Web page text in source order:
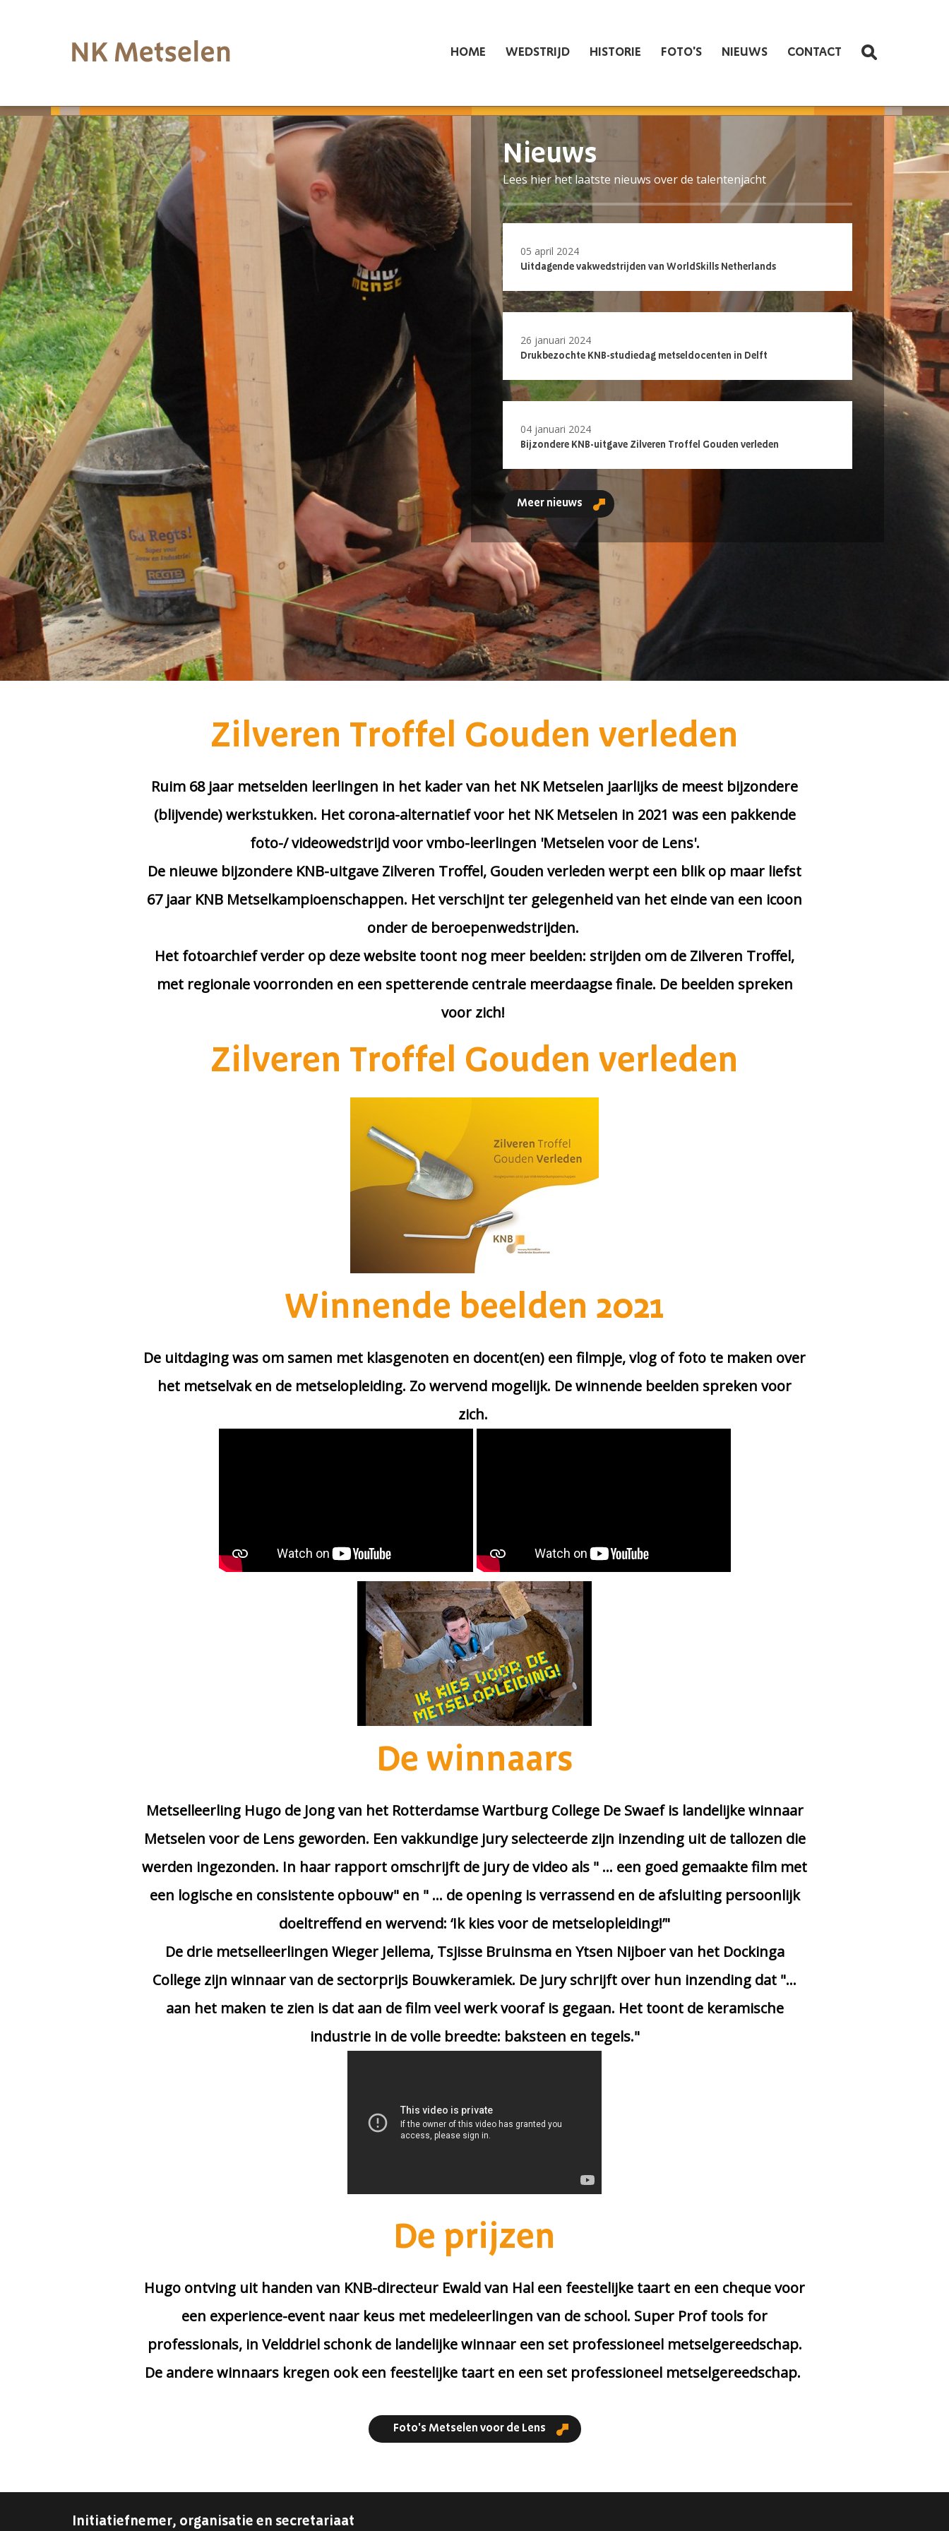
HOME WEDSTRIJD HISTORIE FOTO'S NIEUWS CONTACT
Nieuws
Lees hier het laatste nieuws over de talentenjacht
05 april 2024
Uitdagende vakwedstrijden van WorldSkills Netherlands
26 januari 2024
Drukbezochte KNB-studiedag metseldocenten in Delft
04 januari 2024
Bijzondere KNB-uitgave Zilveren Troffel Gouden verleden
Meer nieuws
Zilveren Troffel Gouden verleden
Ruim 68 jaar metselden leerlingen in het kader van het NK Metselen jaarlijks de meest bijzondere
(blijvende) werkstukken. Het corona-alternatief voor het NK Metselen in 2021 was een pakkende
foto-/ videowedstrijd voor vmbo-leerlingen 'Metselen voor de Lens'.
De nieuwe bijzondere KNB-uitgave Zilveren Troffel, Gouden verleden werpt een blik op maar liefst
67 jaar KNB Metselkampioenschappen. Het verschijnt ter gelegenheid van het einde van een icoon
onder de beroepenwedstrijden.
Het fotoarchief verder op deze website toont nog meer beelden: strijden om de Zilveren Troffel,
met regionale voorronden en een spetterende centrale meerdaagse finale. De beelden spreken
voor zich!
Zilveren Troffel Gouden verleden
Winnende beelden 2021
De uitdaging was om samen met klasgenoten en docent(en) een filmpje, vlog of foto te maken over
het metselvak en de metselopleiding. Zo wervend mogelijk. De winnende beelden spreken voor
zich.
De winnaars
Metselleerling Hugo de Jong van het Rotterdamse Wartburg College De Swaef is landelijke winnaar
Metselen voor de Lens geworden. Een vakkundige jury selecteerde zijn inzending uit de tallozen die
werden ingezonden. In haar rapport omschrijft de jury de video als " … een goed gemaakte film met
een logische en consistente opbouw" en " … de opening is verrassend en de afsluiting persoonlijk
doeltreffend en wervend: ‘Ik kies voor de metselopleiding!’"
De drie metselleerlingen Wieger Jellema, Tsjisse Bruinsma en Ytsen Nijboer van het Dockinga
College zijn winnaar van de sectorprijs Bouwkeramiek. De jury schrijft over hun inzending dat "…
aan het maken te zien is dat aan de film veel werk vooraf is gegaan. Het toont de keramische
industrie in de volle breedte: baksteen en tegels."
De prijzen
Hugo ontving uit handen van KNB-directeur Ewald van Hal een feestelijke taart en een cheque voor
een experience-event naar keus met medeleerlingen van de school. Super Prof tools for
professionals, in Velddriel schonk de landelijke winnaar een set professioneel metselgereedschap.
De andere winnaars kregen ook een feestelijke taart en een set professioneel metselgereedschap.
Foto's Metselen voor de Lens
Initiatiefnemer, organisatie en secretariaat